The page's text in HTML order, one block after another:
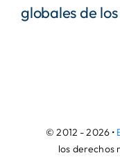
globales de
© 2012 - 2026 •
los derechos